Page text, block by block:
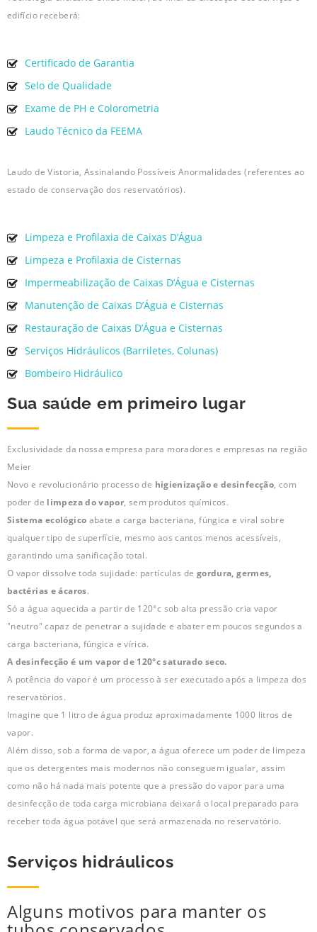
edifício receberá:
Certificado de Garantia
Selo de Qualidade
Exame de PH e Colorometria
Laudo Técnico da FEEMA
Laudo de Vistoria, Assinalando Possíveis Anormalidades (referentes ao
estado de conservação dos reservatórios).
Limpeza e Profilaxia de Caixas D’Água
Limpeza e Profilaxia de Cisternas
Impermeabilização de Caixas D’Água e Cisternas
Manutenção de Caixas D’Água e Cisternas
Restauração de Caixas D’Água e Cisternas
Serviços Hidráulicos (Barriletes, Colunas)
Bombeiro Hidráulico
Sua saúde em primeiro lugar
Exclusividade da nossa empresa para moradores e empresas na região
Meier
Novo e revolucionário processo de higienização e desinfecção, com
poder de limpeza do vapor, sem produtos químicos.
Sistema ecológico abate a carga bacteriana, fúngica e viral sobre
qualquer tipo de superfície, mesmo aos cantos menos acessíveis,
garantindo uma sanificação total.
O vapor dissolve toda sujidade: partículas de gordura, germes,
bactérias e ácaros.
Só a água aquecida a partir de 120°c sob alta pressão cria vapor
"neutro" capaz de penetrar a sujidade e abater em poucos segundos a
carga bacteriana, fúngica e vírica.
A desinfecção é um vapor de 120°c saturado seco.
A potência do vapor é um processo à ser executado após a limpeza dos
reservatórios.
Imagine que 1 litro de água produz aproximadamente 1000 litros de
vapor.
Além disso, sob a forma de vapor, a água oferece um poder de limpeza
que os detergentes mais modernos não conseguem igualar, assim
como não há nada mais potente que a pressão do vapor para uma
desinfecção de toda carga microbiana deixará o local preparado para
receber toda água potável que será armazenada no reservatório.
Serviços hidráulicos
Alguns motivos para manter os